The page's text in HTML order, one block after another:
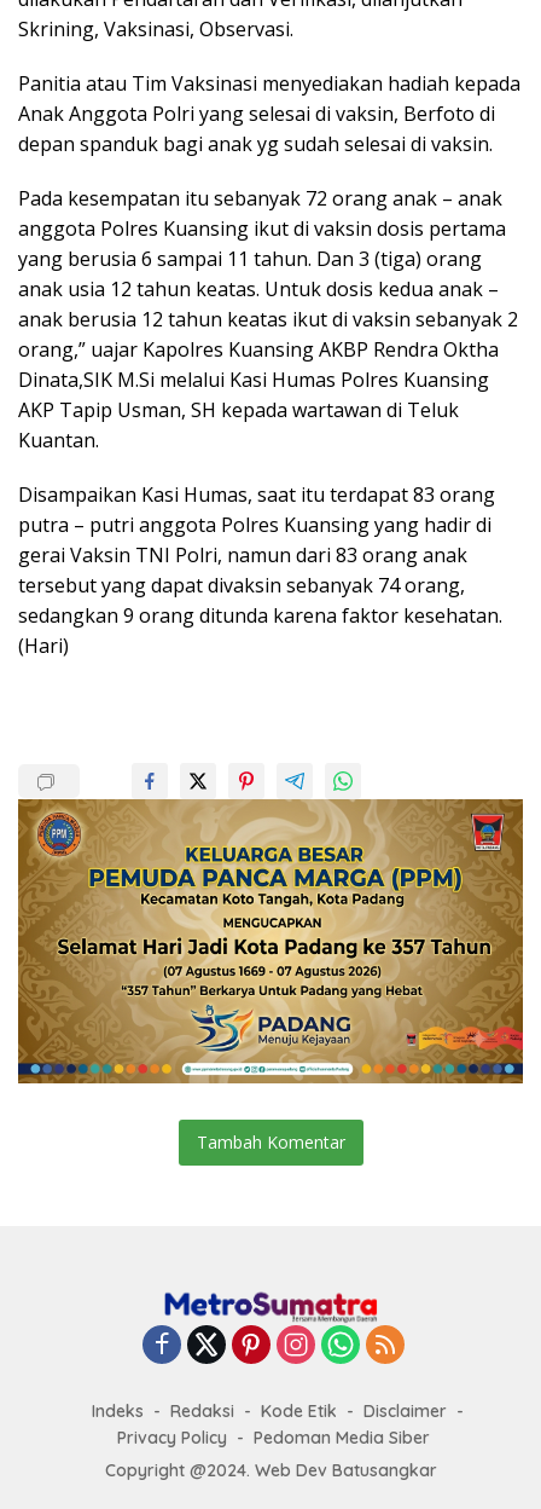
Skrining, Vaksinasi, Observasi.
Panitia atau Tim Vaksinasi menyediakan hadiah kepada
Anak Anggota Polri yang selesai di vaksin, Berfoto di
depan spanduk bagi anak yg sudah selesai di vaksin.
Pada kesempatan itu sebanyak 72 orang anak – anak
anggota Polres Kuansing ikut di vaksin dosis pertama
yang berusia 6 sampai 11 tahun. Dan 3 (tiga) orang
anak usia 12 tahun keatas. Untuk dosis kedua anak –
anak berusia 12 tahun keatas ikut di vaksin sebanyak 2
orang,” uajar Kapolres Kuansing AKBP Rendra Oktha
Dinata,SIK M.Si melalui Kasi Humas Polres Kuansing
AKP Tapip Usman, SH kepada wartawan di Teluk
Kuantan.
Disampaikan Kasi Humas, saat itu terdapat 83 orang
putra – putri anggota Polres Kuansing yang hadir di
gerai Vaksin TNI Polri, namun dari 83 orang anak
tersebut yang dapat divaksin sebanyak 74 orang,
sedangkan 9 orang ditunda karena faktor kesehatan.
(Hari)
Tambah Komentar
Indeks Redaksi Kode Etik
Disclaimer
Privacy Policy
Pedoman Media Siber
Copyright @2024. Web Dev Batusangkar